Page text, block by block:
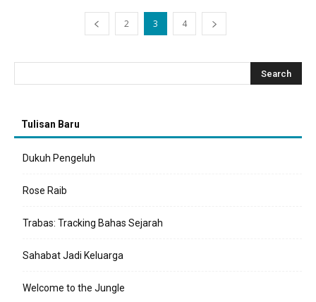
2 3 4
Tulisan Baru
Dukuh Pengeluh
Rose Raib
Trabas: Tracking Bahas Sejarah
Sahabat Jadi Keluarga
Welcome to the Jungle